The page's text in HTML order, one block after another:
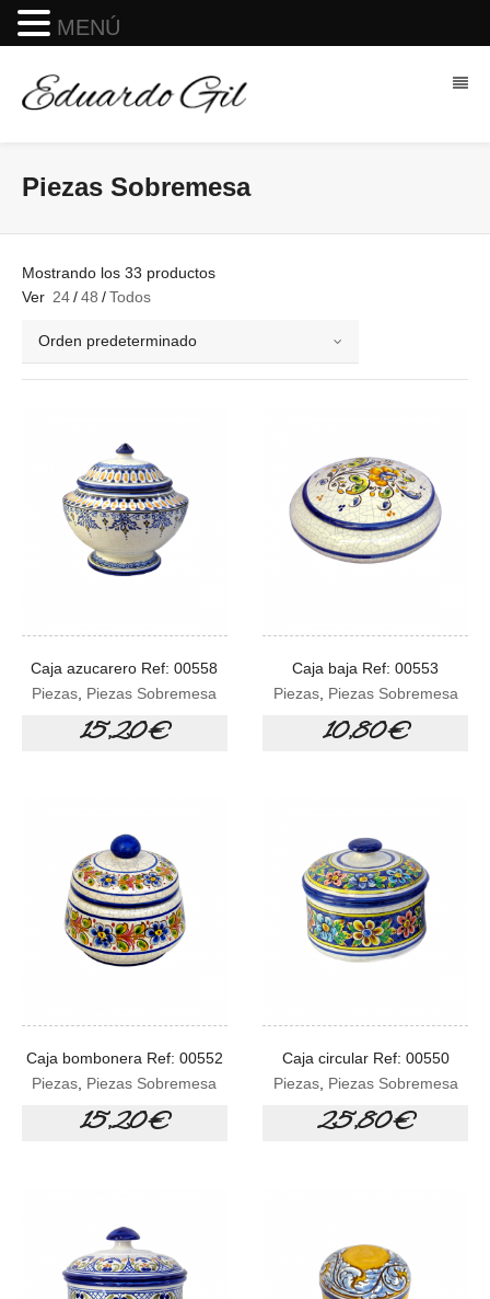
Piezas Sobremesa
Mostrando los 33 productos
Ver 24/48 /Todos
Orden predeterminado
Caja azucarero Ref: 00558
Piezas, Piezas Sobremesa
15,20 €
Caja baja Ref: 00553
Piezas, Piezas Sobremesa
10,80 €
Caja bombonera Ref: 00552
Piezas, Piezas Sobremesa
15,20 €
Caja circular Ref: 00550
Piezas, Piezas Sobremesa
25,80 €
MENÚ